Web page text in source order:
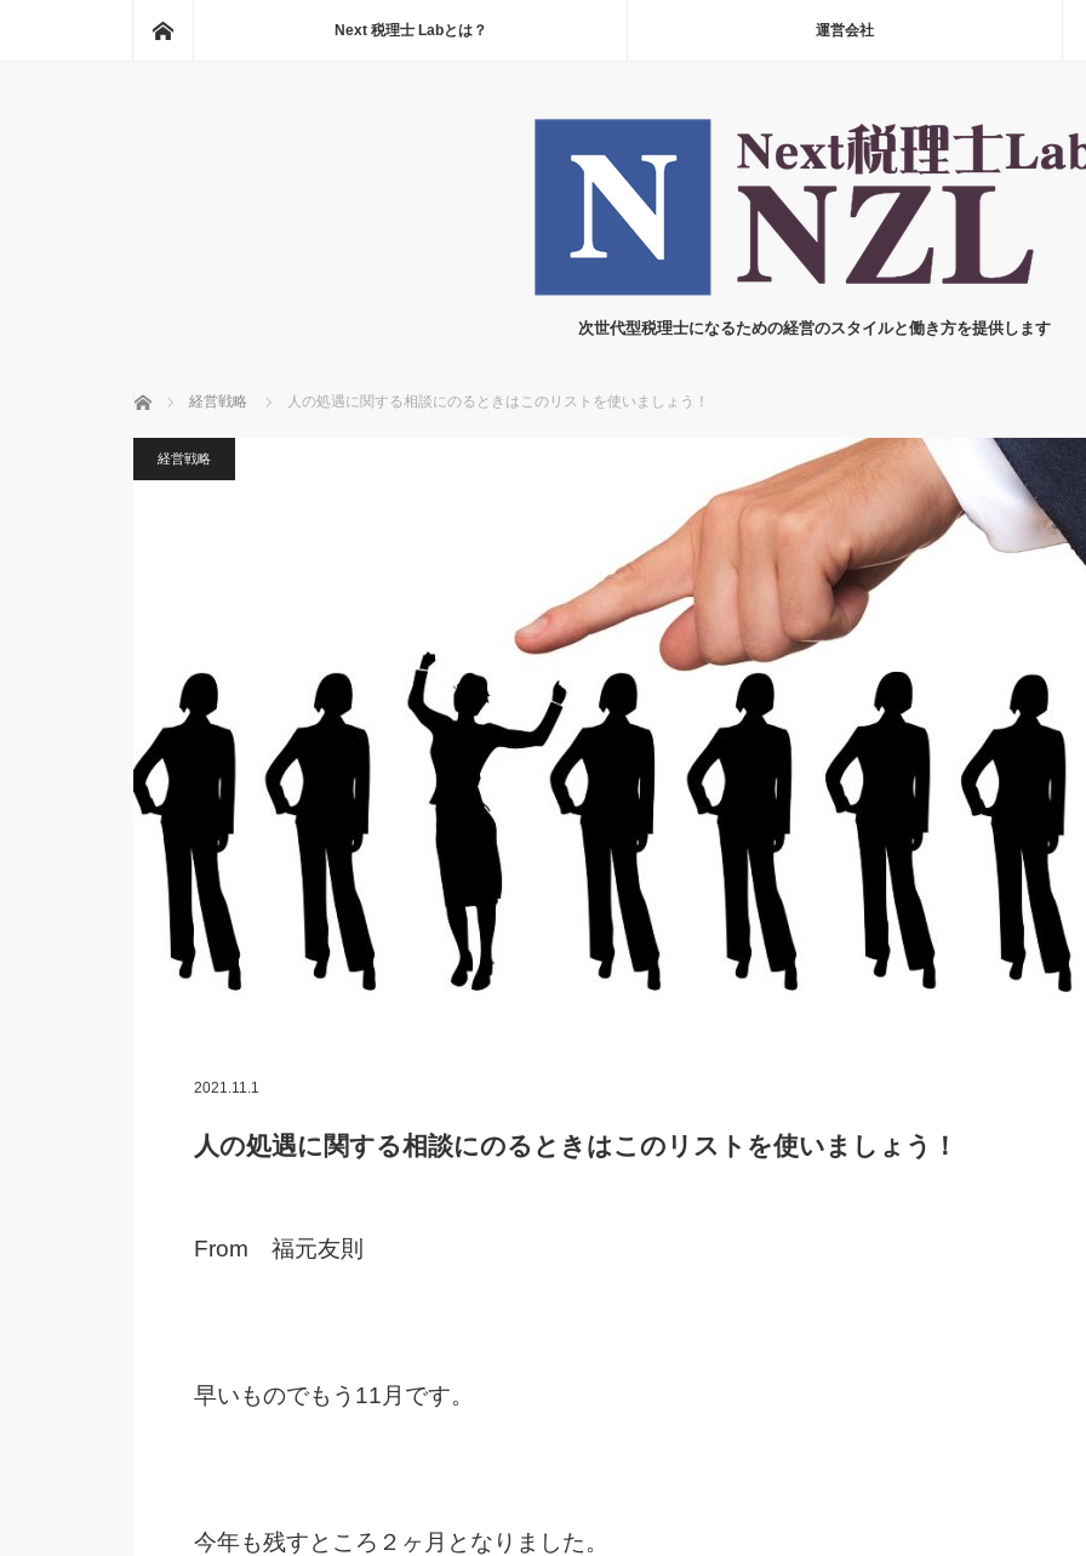
Next 税理士 Labとは？ 運営会社
次世代型税理士になるための経営のスタイルと働き方を提供します
ホーム 経営戦略 人の処遇に関する相談にのるときはこのリストを使いましょう！
経営戦略
2021.11.1
人の処遇に関する相談にのるときはこのリストを使いましょう！
From 福元友則
早いものでもう11月です。
今年も残すところ２ヶ月となりました。